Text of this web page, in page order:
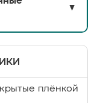
▼
плёнкой